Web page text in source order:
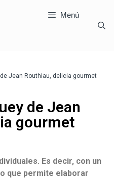
Menú
Jean Routhiau, delicia gourmet
de Jean
gourmet
Es decir, con un
que permite elaborar